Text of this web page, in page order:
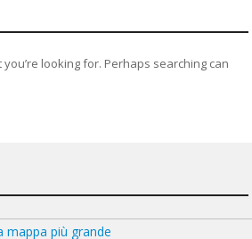
you’re looking for. Perhaps searching can